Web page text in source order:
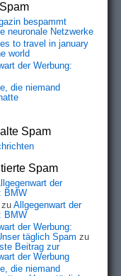
bespammt
neuronale Netzwerke
to travel in january
world
der Werbung:
die niemand
Spam
Spam
der
BMW
zu Allgegenwart der
BMW
der Werbung:
täglich Spam zu
Beitrag zur
der Werbung
die niemand